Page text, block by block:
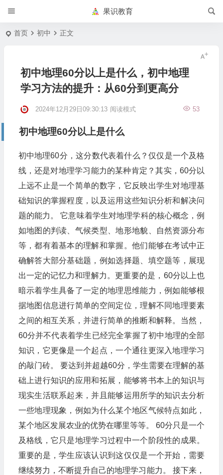
果识教育
首页 初中 正文
初中地理60分以上是什么，初中地理
学习方法的提升：从60分到更高分
2024年12月29日09:30:13 53
阅读模式
初中地理60分以上是什么
初中地理60分，这分数代表着什么？仅仅是一个及格
线，还是对地理学习能力的某种肯定？其实，60分以
上远不止是一个简单的数字，它反映出学生对地理基
础知识的掌握程度，以及运用这些知识分析和解决问
题的能力。 它意味着学生对地理学科的核心概念，例
如地图的判读、气候类型、地形地貌、自然资源分布
等，都有着基本的理解和掌握。他们能够在考试中正
确解答大部分基础题，例如选择题、填空题等，展现
出一定的记忆力和理解力。更重要的是，60分以上也
暗示着学生具备了一定的地理思维能力，例如能够根
据地图信息进行简单的空间定位，理解不同地理要素
之间的相互关系，并进行简单的推断和解释。当然，
60分并不代表着学生已经完全掌握了初中地理的全部
知识，它更像是一个起点，一个通往更深入地理学习
的敲门砖。 要达到并超越60分，学生需要在理解的基
础上进行知识的应用和拓展，能够将书本上的知识与
现实生活联系起来，并且能够运用所学的知识去分析
一些地理现象，例如为什么某个地区气候特点如此，
某个地区发展农业的优势在哪里等等。 60分只是一个
及格线，它只是地理学习过程中一个阶段性的成果。
重要的是，学生应该认识到这仅仅是一个开始，需要
继续努力，不断提升自己的地理学习能力。 接下来，